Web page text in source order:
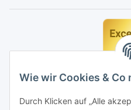
Wie wir Cookies & Co
Durch Klicken auf „Alle